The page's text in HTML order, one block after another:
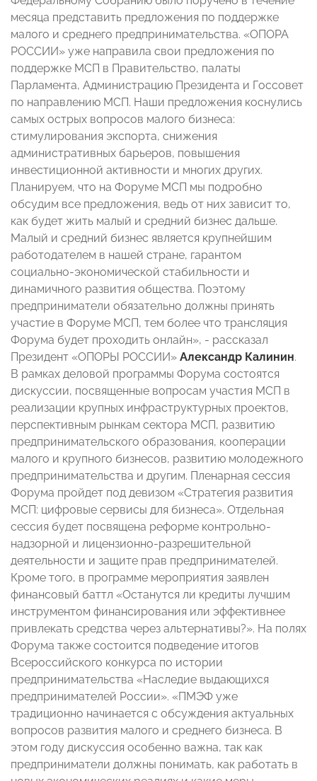
месяца представить предложения по поддержке
малого и среднего предпринимательства. «ОПОРА
РОССИИ» уже направила свои предложения по
поддержке МСП в Правительство, палаты
Парламента, Администрацию Президента и Госсовет
по направлению МСП. Наши предложения коснулись
самых острых вопросов малого бизнеса:
стимулирования экспорта, снижения
административных барьеров, повышения
инвестиционной активности и многих других.
Планируем, что на Форуме МСП мы подробно
обсудим все предложения, ведь от них зависит то,
как будет жить малый и средний бизнес дальше.
Малый и средний бизнес является крупнейшим
работодателем в нашей стране, гарантом
социально-экономической стабильности и
динамичного развития общества. Поэтому
предприниматели обязательно должны принять
участие в Форуме МСП, тем более что трансляция
Форума будет проходить онлайн», - рассказал
Президент «ОПОРЫ РОССИИ» Александр Калинин.
В рамках деловой программы Форума состоятся
дискуссии, посвященные вопросам участия МСП в
реализации крупных инфраструктурных проектов,
перспективным рынкам сектора МСП, развитию
предпринимательского образования, кооперации
малого и крупного бизнесов, развитию молодежного
предпринимательства и другим. Пленарная сессия
Форума пройдет под девизом «Стратегия развития
МСП: цифровые сервисы для бизнеса». Отдельная
сессия будет посвящена реформе контрольно-
надзорной и лицензионно-разрешительной
деятельности и защите прав предпринимателей.
Кроме того, в программе мероприятия заявлен
финансовый баттл «Останутся ли кредиты лучшим
инструментом финансирования или эффективнее
привлекать средства через альтернативы?». На полях
Форума также состоится подведение итогов
Всероссийского конкурса по истории
предпринимательства «Наследие выдающихся
предпринимателей России». «ПМЭФ уже
традиционно начинается с обсуждения актуальных
вопросов развития малого и среднего бизнеса. В
этом году дискуссия особенно важна, так как
предприниматели должны понимать, как работать в